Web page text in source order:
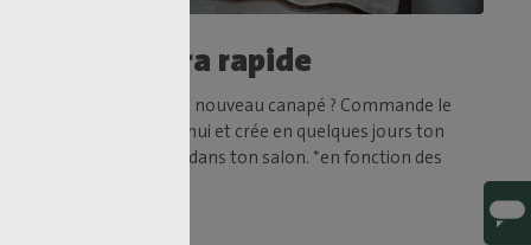
Livraison ultra rapide
Tu as hâte d'essayer ton nouveau canapé ? Commande le
Sumo Sofa dès aujourd'hui et crée en quelques jours ton
espace de détente idéal dans ton salon. *en fonction des